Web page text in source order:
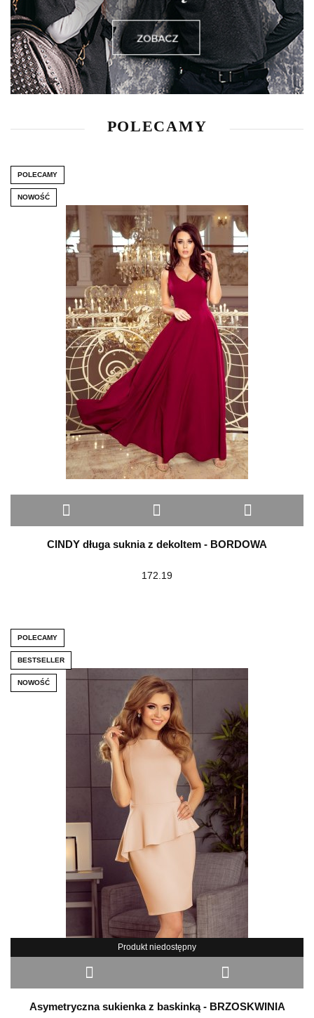
POLECAMY
POLECAMY
NOWOŚĆ
CINDY długa suknia z dekoltem - BORDOWA
172.19
POLECAMY
BESTSELLER
NOWOŚĆ
Produkt niedostępny
Asymetryczna sukienka z baskinką - BRZOSKWINIA